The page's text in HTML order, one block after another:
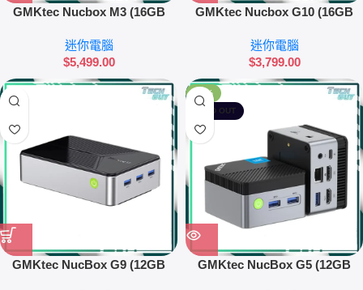
GMKtec Nucbox M3 (16GB
迷你電腦
$5,499.00
GMKtec Nucbox G10 (16GB
迷你電腦
$3,799.00
GMKtec NucBox G9 (12GB
-12%
SOLD OUT
GMKtec NucBox G5 (12GB